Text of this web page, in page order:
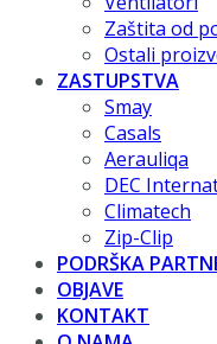
Zaštita od
Ostali
ZASTUPSTVA
Smay
Casals
Aerauliqa
DEC
Climatech
Zip-Clip
PODRŠKA
OBJAVE
KONTAKT